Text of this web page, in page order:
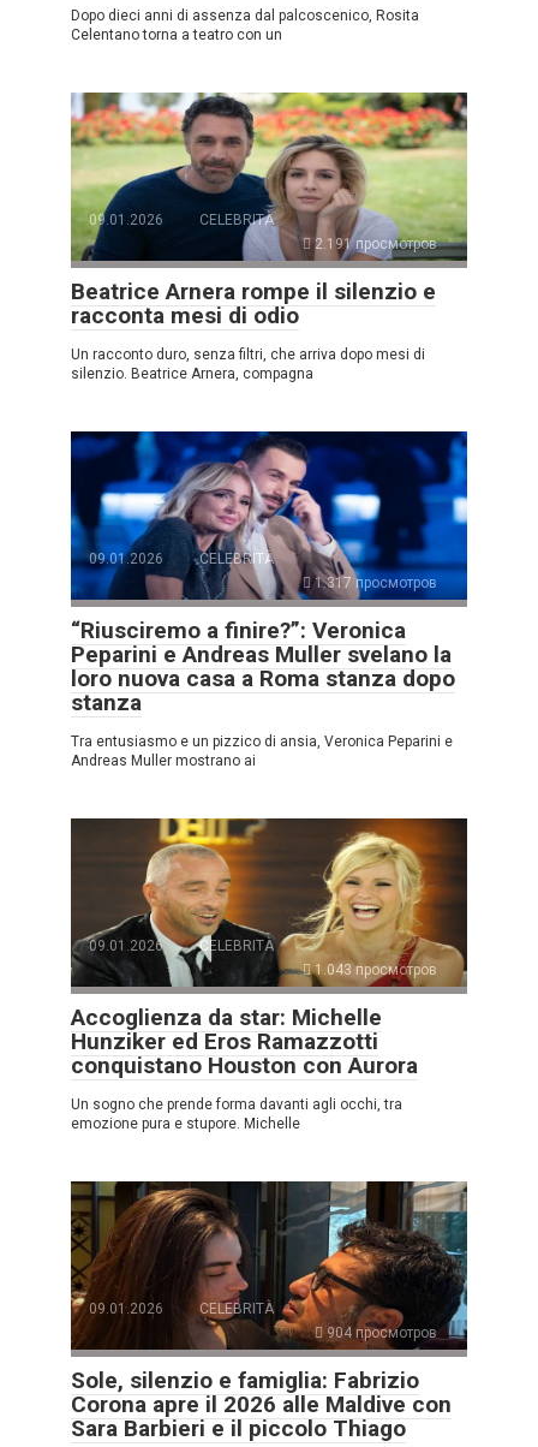
Dopo dieci anni di assenza dal palcoscenico, Rosita
Celentano torna a teatro con un
09.01.2026
CELEBRITÀ
2.191 просмотров
Beatrice Arnera rompe il silenzio e
racconta mesi di odio
Un racconto duro, senza filtri, che arriva dopo mesi di
silenzio. Beatrice Arnera, compagna
09.01.2026
CELEBRITÀ
1.317 просмотров
“Riusciremo a finire?”: Veronica
Peparini e Andreas Muller svelano la
loro nuova casa a Roma stanza dopo
stanza
Tra entusiasmo e un pizzico di ansia, Veronica Peparini e
Andreas Muller mostrano ai
09.01.2026
CELEBRITÀ
1.043 просмотров
Accoglienza da star: Michelle
Hunziker ed Eros Ramazzotti
conquistano Houston con Aurora
Un sogno che prende forma davanti agli occhi, tra
emozione pura e stupore. Michelle
09.01.2026
CELEBRITÀ
904 просмотров
Sole, silenzio e famiglia: Fabrizio
Corona apre il 2026 alle Maldive con
Sara Barbieri e il piccolo Thiago